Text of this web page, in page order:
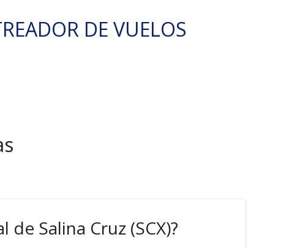
DE VUELOS
Salina Cruz (SCX)?